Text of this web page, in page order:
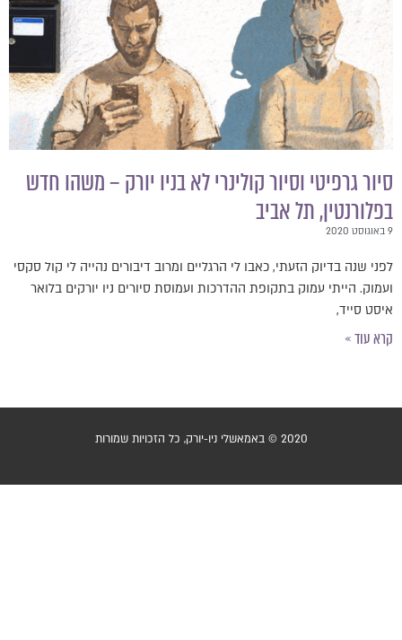
גרפיטי וסיור קולינרי לא בניו יורק – משהו חדש
תל אביב
שנה בדיוק הזעתי, כאבו לי הרגליים ומרוב דיבורים נהייה לי קול סקסי
הייתי עמוק בתקופת ההדרכות ועמוסת סיורים ניו יורקים בלואר
סייד,
עוד »
2020 © באמאשלי ניו-יורק, כל הזכויות שמורות